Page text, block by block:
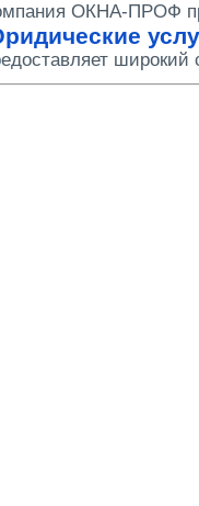
ОКНА-ПРОФ
широкий